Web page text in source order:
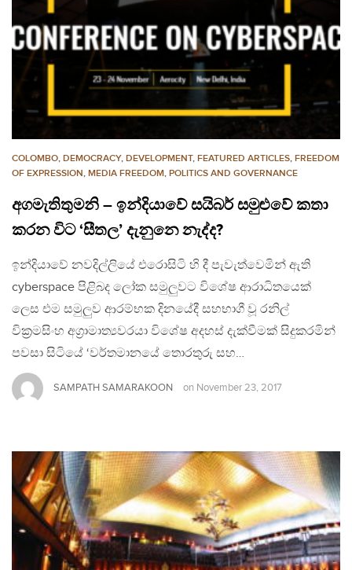
COLOMBO, DEMOCRACY, DEVELOPMENT, FEATURED ARTICLES, FREEDOM
OF EXPRESSION, MEDIA FREEDOM, POLITICS AND GOVERNANCE
අගමැතිතුමනි – ඉන්දියාවේ සයිබර් සමුළුවේ කතා
කරන විට ‘සීතල’ දැනුනෙ නැද්ද?
ඉන්දියාවේ නවදිල්ලියේ එරොසිටි හි දී පැවැත්වෙමින් ඇති
cyberspace පිළිබද ලෝක සමුලුවට විශේෂ ආරාධිතයෙක්
ලෙස එම සමුලුව ආරම්භක දිනයේදී සහභාගී වූ රනිල්
වික්‍රමසිංහ අග්‍රාමාත්‍යවරයා විශේෂ අදහස් දැක්වීමක් සිදුකරමින්
පවසා සිටියේ ‘වර්තමානයේ තොරතුරු සහ…
SAMPATH SAMARAKOON on November 23, 2017